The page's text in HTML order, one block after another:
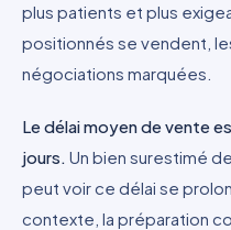
plus patients et plus
positionnés se vendent,
négociations marquées.
Le délai moyen de vente
jours. Un bien surestimé
peut voir ce délai se
contexte, la préparation